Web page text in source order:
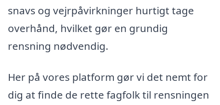
snavs og vejrpåvirkninger hurtigt tage
overhånd, hvilket gør en grundig
rensning nødvendig.
Her på vores platform gør vi det nemt for
dig at finde de rette fagfolk til rensningen